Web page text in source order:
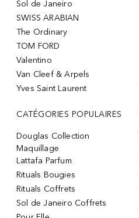
Sol de Janeiro
SWISS ARABIAN
The Ordinary
TOM FORD
Valentino
Van Cleef & Arpels
Yves Saint Laurent
CATÉGORIES POPULAIRES
Douglas Collection
Maquillage
Lattafa Parfum
Rituals Bougies
Rituals Coffrets
Sol de Janeiro Coffrets